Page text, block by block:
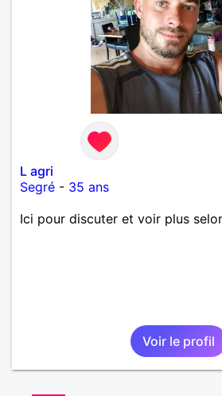
L agri
Segré - 35 ans
Ici pour discuter et voir plus
Voir le profil